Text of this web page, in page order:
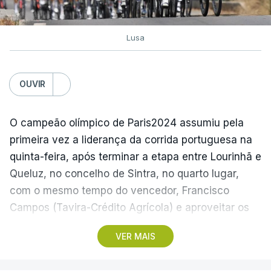
Lusa
OUVIR
VER MAIS
O campeão olímpico de Paris2024 assumiu pela
primeira vez a liderança da corrida portuguesa na
quinta-feira, após terminar a etapa entre Lourinhã e
Queluz, no concelho de Sintra, no quarto lugar,
com o mesmo tempo do vencedor, Francisco
Campos (Tavira-Crédito Agrícola) e aproveitar os
05.28 minutos perdidos pelo colega Julius
Johansen, vencedor do prólogo, para envergar a